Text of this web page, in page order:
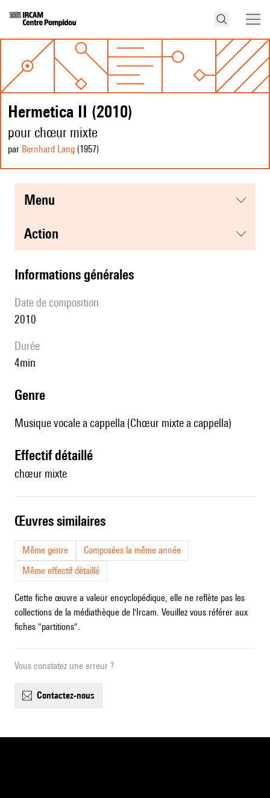
Hermetica II (2010)
pour chœur mixte
par Bernhard Lang (1957)
menu
action
informations générales
date de composition
2010
durée
4min
genre
Musique vocale a cappella (Chœur mixte a cappella)
effectif détaillé
chœur mixte
œuvres similaires
Même genre
Composées la même année
Même effectif détaillé
Cette fiche œuvre a valeur encyclopédique, elle ne reflète pas les
collections de la médiathèque de l'Ircam. Veuillez vous référer aux
fiches "partitions".
Vous constatez une erreur ?
contactez-nous